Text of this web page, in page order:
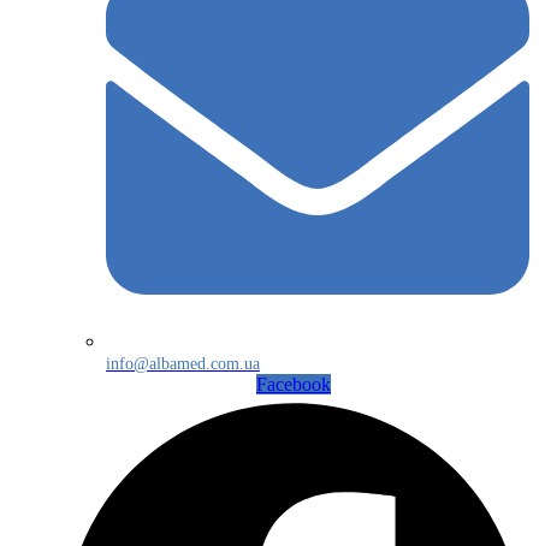
info@albamed.com.ua
Facebook